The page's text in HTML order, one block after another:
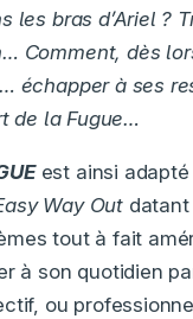
les bras d’Ariel ?
Comment, dès
échapper à ses
de la Fugue…
est ainsi adapté
Way Out datant
tout à fait
à son quotidien
ou